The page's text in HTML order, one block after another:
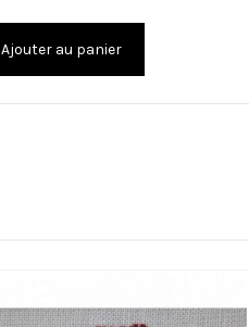
Ajouter au panier